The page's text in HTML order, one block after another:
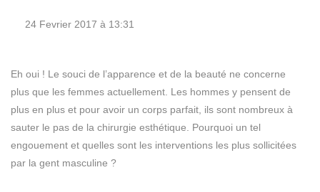
24 Fevrier 2017 à 13:31
Eh oui ! Le souci de l’apparence et de la beauté ne concerne
plus que les femmes actuellement. Les hommes y pensent de
plus en plus et pour avoir un corps parfait, ils sont nombreux à
sauter le pas de la chirurgie esthétique. Pourquoi un tel
engouement et quelles sont les interventions les plus sollicitées
par la gent masculine ?